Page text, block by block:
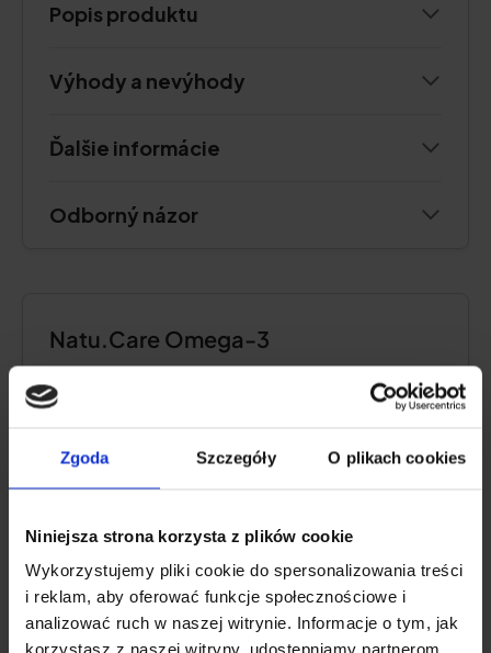
Zgoda Szczegóły O plikach cookies
Niniejsza strona korzysta z plików cookie
Wykorzystujemy pliki cookie do spersonalizowania treści
i reklam, aby oferować funkcje społecznościowe i
analizować ruch w naszej witrynie. Informacje o tym, jak
korzystasz z naszej witryny, udostępniamy partnerom
Popis produktu
Výhody a nevýhody
Ďalšie informácie
Odborný názor
Natu.Care Omega-3
4.6